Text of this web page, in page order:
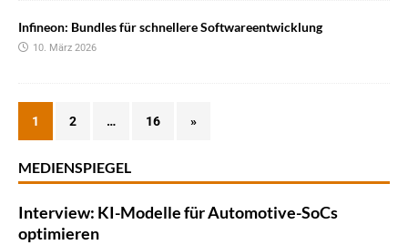
Infineon: Bundles für schnellere Softwareentwicklung
10. März 2026
1 2 … 16 »
MEDIENSPIEGEL
Interview: KI-Modelle für Automotive-SoCs
optimieren